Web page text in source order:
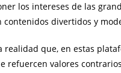
los intereses de las
contenidos divertidos y
realidad que, en estas
refuercen valores